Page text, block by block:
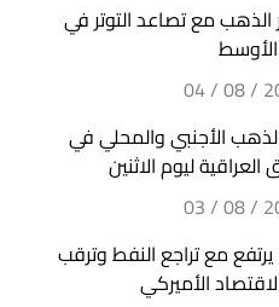
الذهب مع تصاعد التوتر في
الأجنبي والمحلي في
العراقية ليوم الاثنين
مع تراجع النفط وترقب
الأميركي